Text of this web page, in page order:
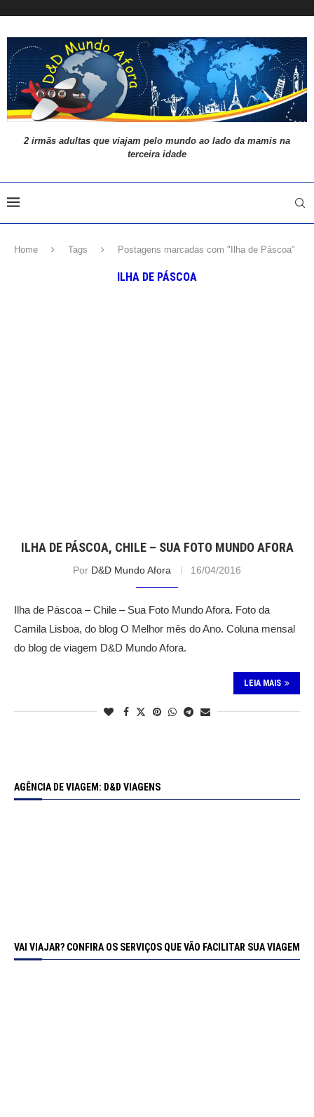
2 irmãs adultas que viajam pelo mundo ao lado da mamis na
terceira idade
Home Tags Postagens marcadas com "Ilha de Páscoa"
ILHA DE PÁSCOA
ILHA DE PÁSCOA, CHILE – SUA FOTO MUNDO AFORA
Por D&D Mundo Afora 16/04/2016
Ilha de Páscoa – Chile – Sua Foto Mundo Afora. Foto da
Camila Lisboa, do blog O Melhor mês do Ano. Coluna mensal
do blog de viagem D&D Mundo Afora.
LEIA MAIS
AGÊNCIA DE VIAGEM: D&D VIAGENS
VAI VIAJAR? CONFIRA OS SERVIÇOS QUE VÃO FACILITAR SUA VIAGEM